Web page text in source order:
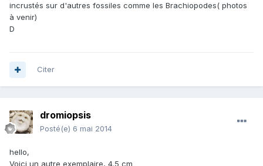
incrustés sur d'autres fossiles comme les Brachiopodes( photos
à venir)
D
Citer
dromiopsis
Posté(e) 6 mai 2014
hello,
Voici un autre exemplaire, 4.5 cm